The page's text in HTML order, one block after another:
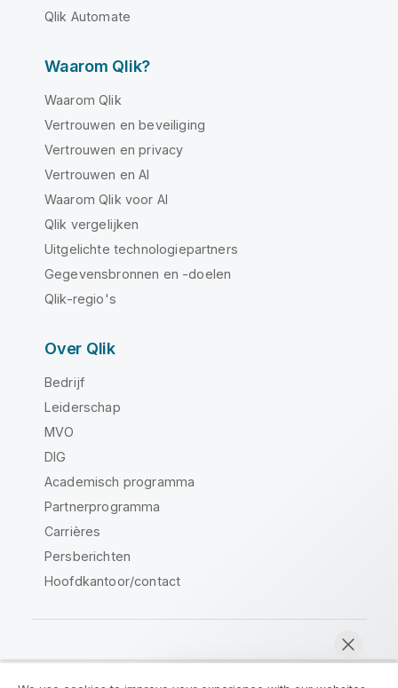
Qlik Automate
Waarom Qlik?
Waarom Qlik
Vertrouwen en beveiliging
Vertrouwen en privacy
Vertrouwen en AI
Waarom Qlik voor AI
Qlik vergelijken
Uitgelichte technologiepartners
Gegevensbronnen en -doelen
Qlik-regio's
Over Qlik
Bedrijf
Leiderschap
MVO
DIG
Academisch programma
Partnerprogramma
Carrières
Persberichten
Hoofdkantoor/contact